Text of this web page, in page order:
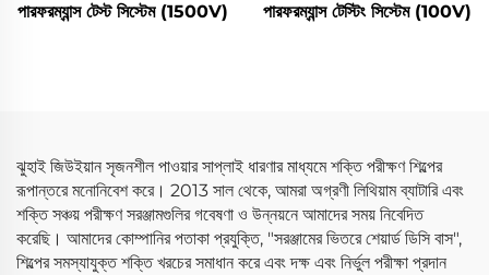
পারফরম্যান্স টেস্ট সিস্টেম (1500V)
পারফরম্যান্স টেস্টিং সিস্টেম (100V)
ঝুহাই জিউইয়ান সৃজনশীল পাওয়ার সাপ্লাই ধারণার মাধ্যমে শক্তি পরীক্ষণ শিল্পের
রূপান্তরে মনোনিবেশ করে। 2013 সাল থেকে, আমরা অগ্রণী লিথিয়াম ব্যাটারি এবং
শক্তি সঞ্চয় পরীক্ষণ সরঞ্জামগুলির গবেষণা ও উন্নয়নে আমাদের সময় নিবেদিত
করেছি। আমাদের কোম্পানির পতাকা প্রযুক্তি, "সরঞ্জামের ভিতরে শেয়ার্ড ডিসি বাস",
শিল্পের সমস্যাযুক্ত শক্তি খরচের সমাধান করে এবং দক্ষ এবং নির্ভুল পরীক্ষা প্রদান